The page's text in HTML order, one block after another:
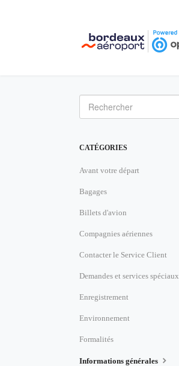
CATÉGORIES
Avant votre départ
Bagages
Billets d'avion
Compagnies aériennes
Contacter le Service Client
Demandes et services spéciaux
Enregistrement
Environnement
Formalités
Informations générales